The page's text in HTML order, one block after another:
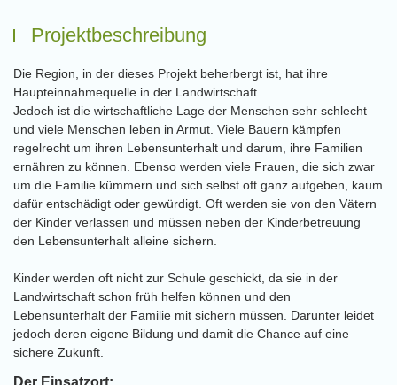
Projektbeschreibung
Die Region, in der dieses Projekt beherbergt ist, hat ihre
Haupteinnahmequelle in der Landwirtschaft.
Jedoch ist die wirtschaftliche Lage der Menschen sehr schlecht
und viele Menschen leben in Armut. Viele Bauern kämpfen
regelrecht um ihren Lebensunterhalt und darum, ihre Familien
ernähren zu können. Ebenso werden viele Frauen, die sich zwar
um die Familie kümmern und sich selbst oft ganz aufgeben, kaum
dafür entschädigt oder gewürdigt. Oft werden sie von den Vätern
der Kinder verlassen und müssen neben der Kinderbetreuung
den Lebensunterhalt alleine sichern.
Kinder werden oft nicht zur Schule geschickt, da sie in der
Landwirtschaft schon früh helfen können und den
Lebensunterhalt der Familie mit sichern müssen. Darunter leidet
jedoch deren eigene Bildung und damit die Chance auf eine
sichere Zukunft.
Der Einsatzort: